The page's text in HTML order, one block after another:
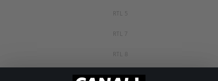
RTL 5
RTL 7
RTL 8
RTL Z